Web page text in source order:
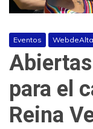
Eventos WebdeAlta
para el
Reina